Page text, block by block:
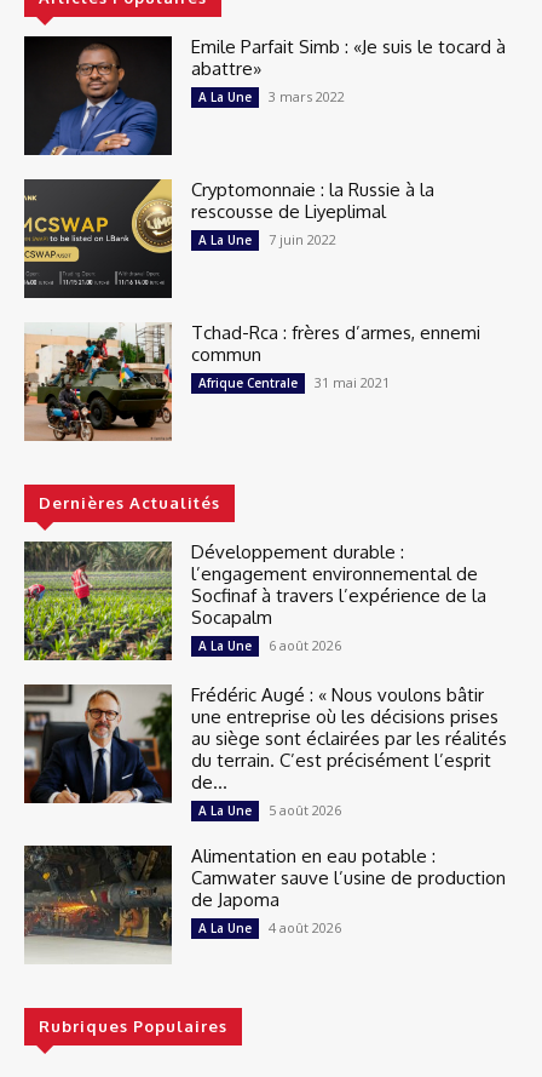
Emile Parfait Simb : «Je suis le tocard à
abattre»
A La Une 3 mars 2022
Cryptomonnaie : la Russie à la
rescousse de Liyeplimal
A La Une 7 juin 2022
Tchad-Rca : frères d’armes, ennemi
commun
Afrique Centrale 31 mai 2021
Dernières Actualités
Développement durable :
l’engagement environnemental de
Socfinaf à travers l’expérience de la
Socapalm
A La Une 6 août 2026
Frédéric Augé : « Nous voulons bâtir
une entreprise où les décisions prises
au siège sont éclairées par les réalités
du terrain. C’est précisément l’esprit
de...
A La Une 5 août 2026
Alimentation en eau potable :
Camwater sauve l’usine de production
de Japoma
A La Une 4 août 2026
Rubriques Populaires